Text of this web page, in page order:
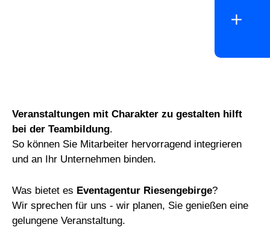
Veranstaltungen mit Charakter zu gestalten hilft
bei der Teambildung.
So können Sie Mitarbeiter hervorragend integrieren
und an Ihr Unternehmen binden.
Was bietet es Eventagentur Riesengebirge?
Wir sprechen für uns - wir planen, Sie genießen eine
gelungene Veranstaltung.